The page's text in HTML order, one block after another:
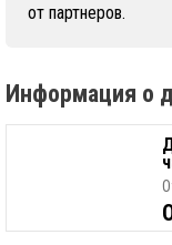
от партнеров.
Информация о